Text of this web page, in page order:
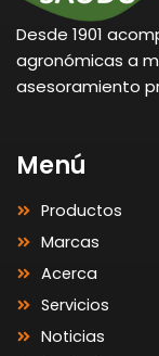
Desde 1901
agronómicas a
asesoramiento
Menú
Productos
Marcas
Acerca
Servicios
Noticias